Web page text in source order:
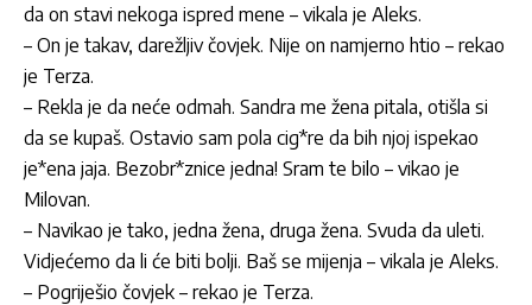
da on stavi nekoga ispred mene – vikala je Aleks.
– On je takav, darežljiv čovjek. Nije on namjerno htio – rekao
je Terza.
– Rekla je da neće odmah. Sandra me žena pitala, otišla si
da se kupaš. Ostavio sam pola cig*re da bih njoj ispekao
je*ena jaja. Bezobr*znice jedna! Sram te bilo – vikao je
Milovan.
– Navikao je tako, jedna žena, druga žena. Svuda da uleti.
Vidjećemo da li će biti bolji. Baš se mijenja – vikala je Aleks.
– Pogriješio čovjek – rekao je Terza.